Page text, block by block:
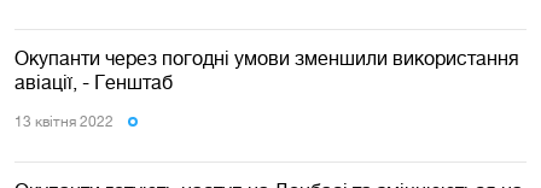
Окупанти через погодні умови зменшили використання
авіації, - Генштаб
13 квiтня 2022